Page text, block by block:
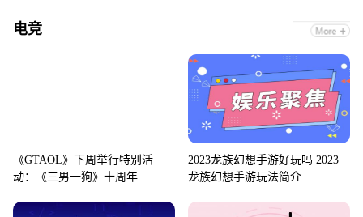
电竞
《GTAOL》下周举行特别活
动：《三男一狗》十周年
2023龙族幻想手游好玩吗 2023
龙族幻想手游玩法简介